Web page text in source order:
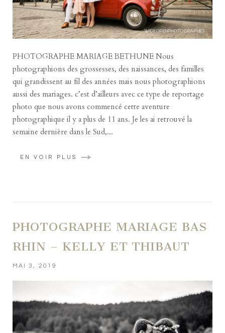
PHOTOGRAPHE MARIAGE BETHUNE Nous
photographions des grossesses, des naissances, des familles
qui grandissent au fil des années mais nous photographions
aussi des mariages. c’est d’ailleurs avec ce type de reportage
photo que nous avons commencé cette aventure
photographique il y a plus de 11 ans. Je les ai retrouvé la
semaine dernière dans le Sud,...
EN VOIR PLUS
PHOTOGRAPHE MARIAGE BAS
RHIN – KELLY ET THIBAUT
MAI 3, 2019